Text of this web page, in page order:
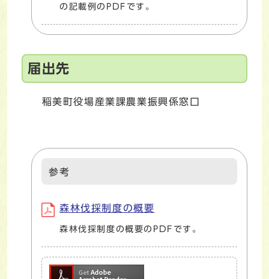
の記載例のPDFです。
届出先
稲美町役場産業課農業振興係窓口
参考
森林伐採制度の概要
森林伐採制度の概要のPDFです。